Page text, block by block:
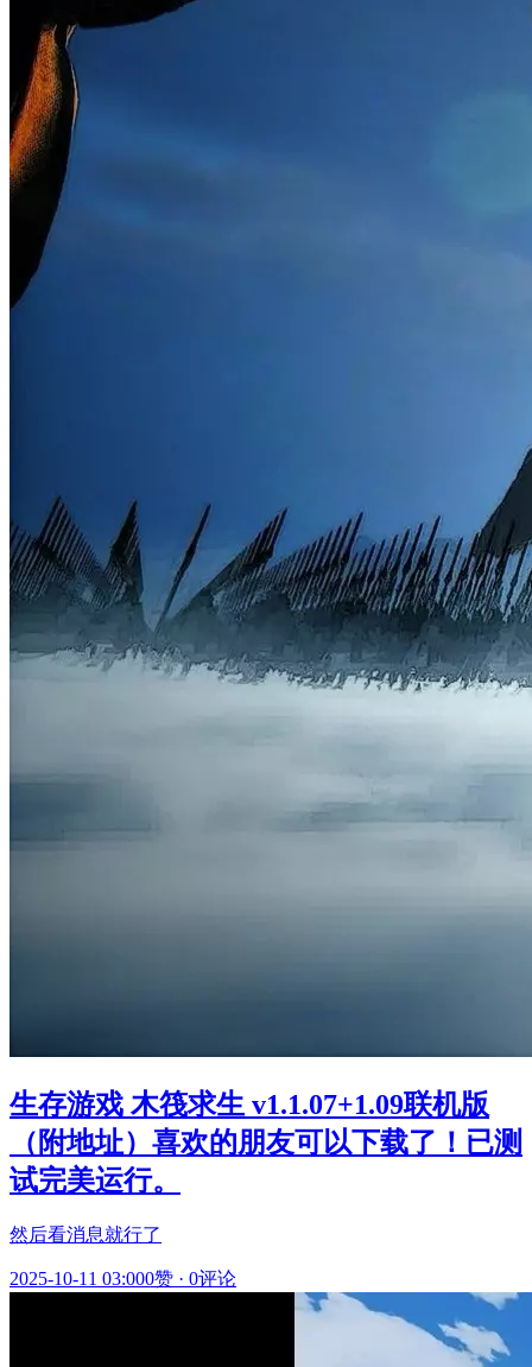
生存游戏 木筏求生 v1.1.07+1.09联机版
（附地址）喜欢的朋友可以下载了！已测
试完美运行。
然后看消息就行了
2025-10-11 03:000赞 · 0评论